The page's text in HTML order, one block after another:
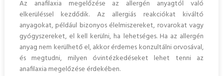
Az anafilaxia megelőzése az allergén anyagtól való
elkerüléssel kezdődik. Az allergiás reakciókat kiváltó
anyagokat, például bizonyos élelmiszereket, rovarokat vagy
gyógyszereket, el kell kerülni, ha lehetséges. Ha az allergén
anyag nem kerülhető el, akkor érdemes konzultálni orvosával,
és megtudni, milyen óvintézkedéseket lehet tenni az
anafilaxia megelőzése érdekében.